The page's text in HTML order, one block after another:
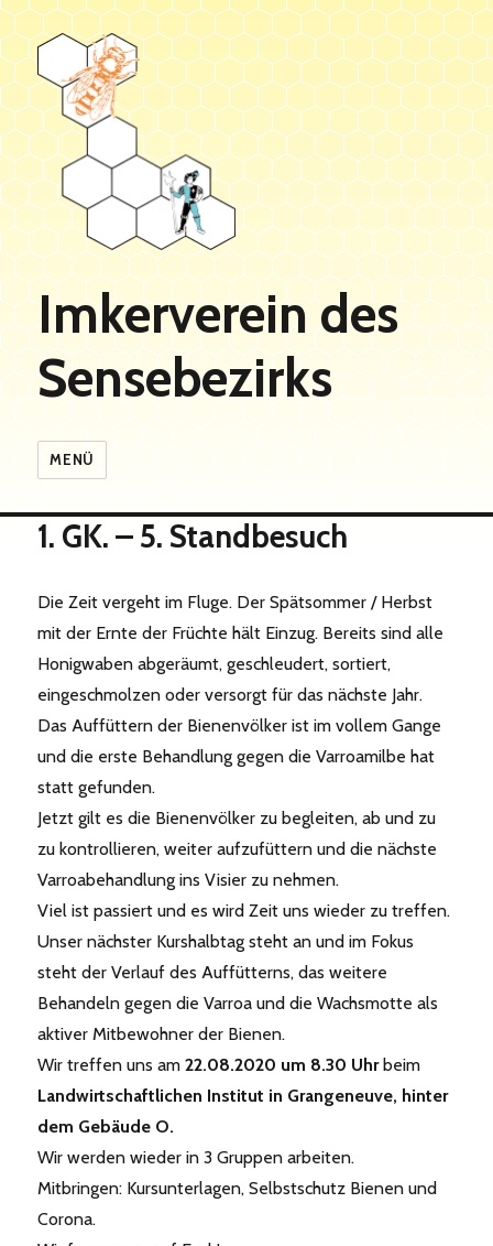
Imkerverein des
Sensebezirks
MENÜ
1. GK. – 5. Standbesuch
Die Zeit vergeht im Fluge. Der Spätsommer / Herbst
mit der Ernte der Früchte hält Einzug. Bereits sind alle
Honigwaben abgeräumt, geschleudert, sortiert,
eingeschmolzen oder versorgt für das nächste Jahr.
Das Auffüttern der Bienenvölker ist im vollem Gange
und die erste Behandlung gegen die Varroamilbe hat
statt gefunden.
Jetzt gilt es die Bienenvölker zu begleiten, ab und zu
zu kontrollieren, weiter aufzufüttern und die nächste
Varroabehandlung ins Visier zu nehmen.
Viel ist passiert und es wird Zeit uns wieder zu treffen.
Unser nächster Kurshalbtag steht an und im Fokus
steht der Verlauf des Auffütterns, das weitere
Behandeln gegen die Varroa und die Wachsmotte als
aktiver Mitbewohner der Bienen.
Wir treffen uns am22.08.2020 um 8.30 Uhrbeim
Landwirtschaftlichen Institut in Grangeneuve, hinter
dem Gebäude O.
Wir werden wieder in 3 Gruppen arbeiten.
Mitbringen: Kursunterlagen, Selbstschutz Bienen und
Corona.